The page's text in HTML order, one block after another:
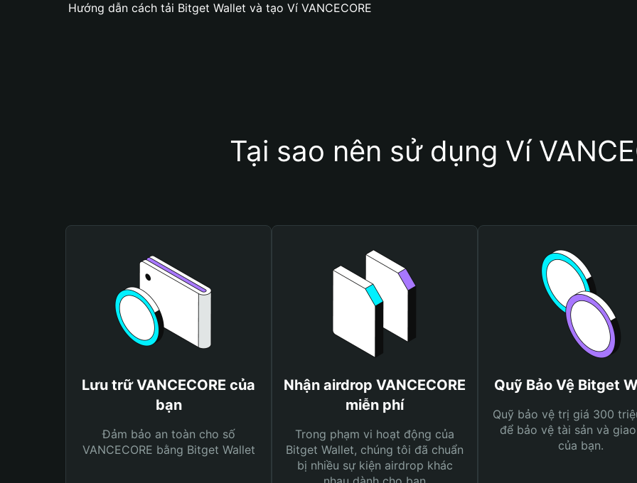
Hướng dẫn cách tải Bitget Wallet và tạo Ví VANCECORE
Tại sao nên sử dụng Ví
Lưu trữ VANCECORE của
bạn
Đảm bảo an toàn cho số
VANCECORE bằng Bitget Wallet
Nhận airdrop VANCECORE
miễn phí
Trong phạm vi hoạt động của
Bitget Wallet, chúng tôi đã chuẩn
bị nhiều sự kiện airdrop khác
Quỹ Bảo Vệ Bitget
Quỹ bảo vệ trị giá 300
để bảo vệ tài sản và
của bạn.